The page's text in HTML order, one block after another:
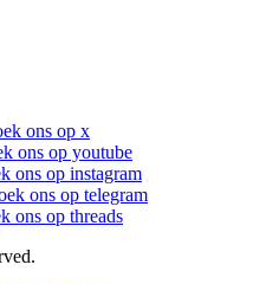
ons op x
ons op youtube
ons op instagram
ons op telegram
ons op threads